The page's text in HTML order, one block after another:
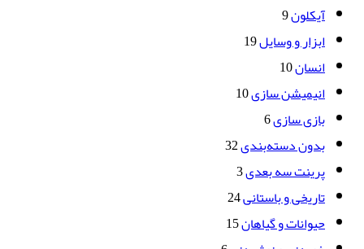
آیکلون9
ابزار و وسایل19
انسان10
انیمیشن سازی10
بازی سازی6
بدون دسته‌بندی32
پرینت سه بعدی3
تاریخی و باستانی24
حیوانات و گیاهان15